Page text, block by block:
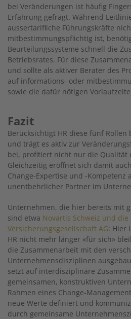
bei Veränderungen ist häufig
Erfahrung gefragt. Während
aussertarifliche Führungskräfte
mitbestimmungspflichtig ist,
Beurteilungssysteme schnell die
Betriebsrates. Für diese
und sollte als aktiver Berater des
auf informations- oder
sowie die dafür nötigen
Fazit
Berücksichtigt HR diese fünf
und trägt es aktiv zur
bei, profitiert nicht nur die Qualität
Gleichzeitig eröffnet sich damit
Change-Expertise und -Kompetenz
unentbehrlicher Partner im
Unternehmen, die hier bereits mit
sind etwa Novartis Schweiz und
Versicherungsgesellschaft AG: Hier
HR nicht mehr länger «für sich»
die Zusammenarbeit mit den
Unternehmensdisziplinen
setzt auf interdisziplinäre
gemeinsamen, konstruktiven
Rahmen eines Change-
neue Werte definiert und
durch gemeinsame